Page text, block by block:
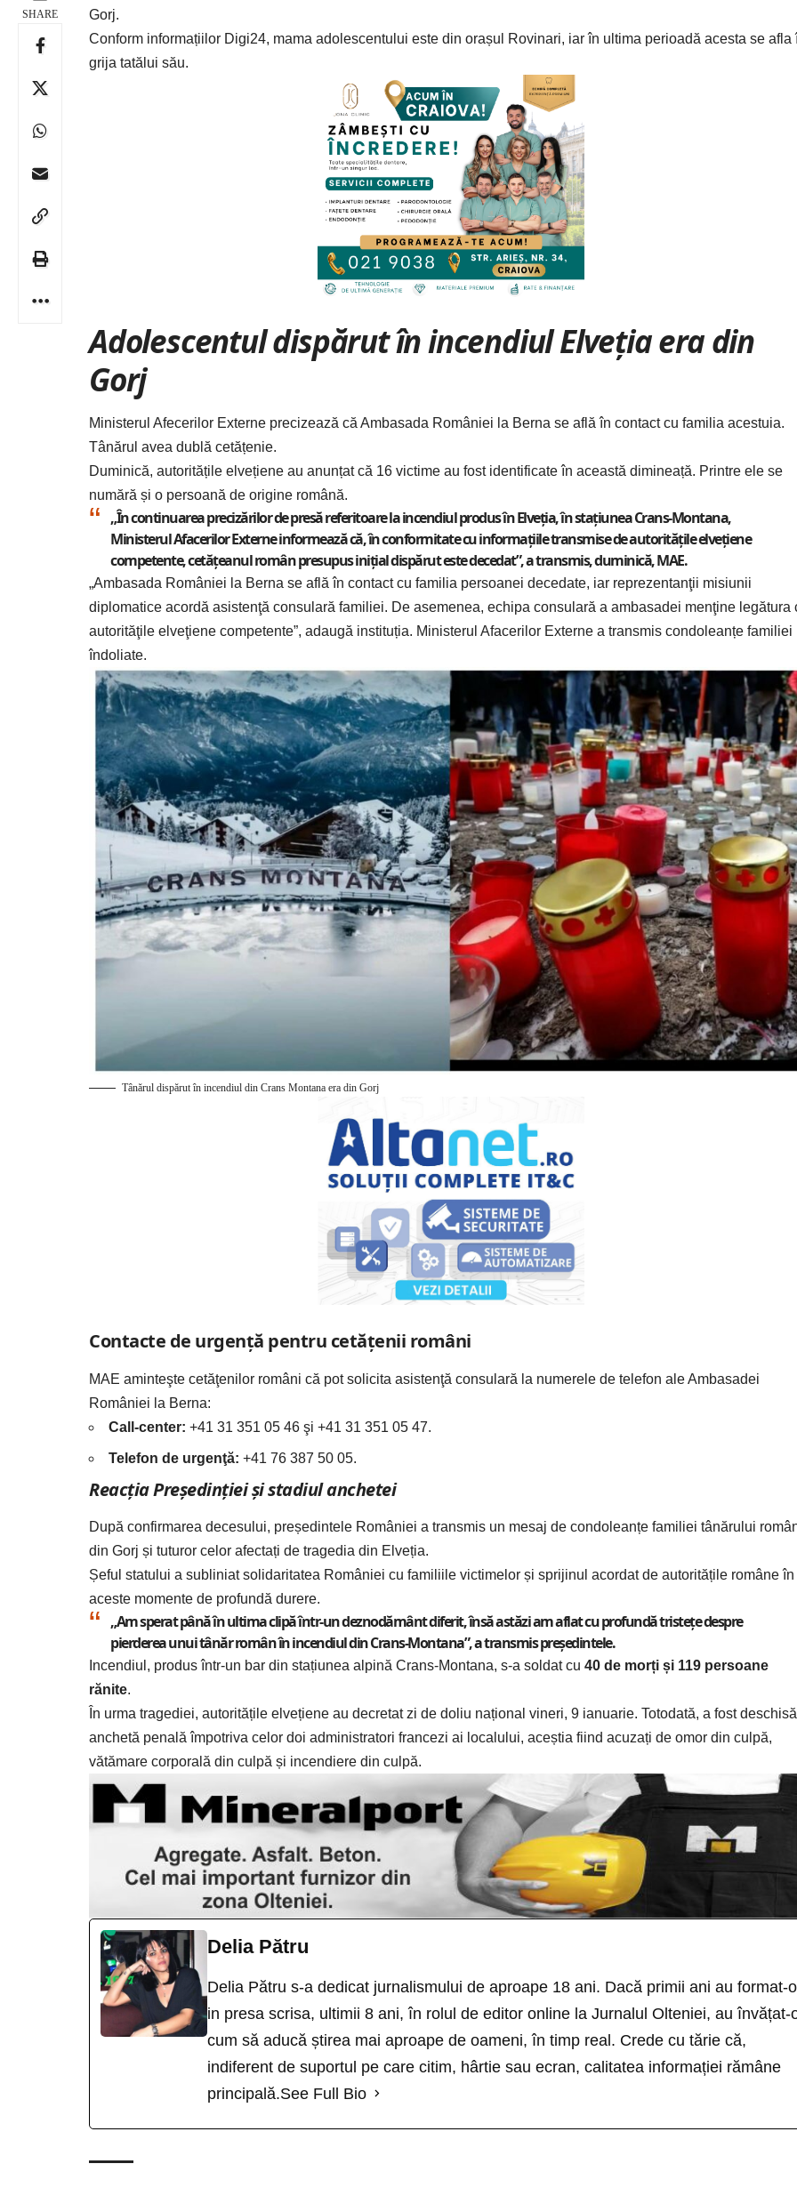
SHARE
Gorj.
Conform informațiilor Digi24, mama adolescentului este din orașul Rovinari, iar în ultima perioadă acesta se afla
grija tatălui său.
Adolescentul dispărut în incendiul Elveția era din
Gorj
Ministerul Afecerilor Externe precizează că Ambasada României la Berna se află în contact cu familia acestuia.
Tânărul avea dublă cetățenie.
Duminică, autoritățile elvețiene au anunțat că 16 victime au fost identificate în această dimineață. Printre ele se
numără și o persoană de origine română.
„În continuarea precizărilor de presă referitoare la incendiul produs în Elveţia, în staţiunea Crans-Montana,
Ministerul Afacerilor Externe informează că, în conformitate cu informaţiile transmise de autorităţile elveţiene
competente, cetăţeanul român presupus iniţial dispărut este decedat”, a transmis, duminică, MAE.
„Ambasada României la Berna se află în contact cu familia persoanei decedate, iar reprezentanţii misiunii
diplomatice acordă asistenţă consulară familiei. De asemenea, echipa consulară a ambasadei menţine legătura
autorităţile elveţiene competente”, adaugă instituția. Ministerul Afacerilor Externe a transmis condoleanțe familiei
îndoliate.
Tânărul dispărut în incendiul din Crans Montana era din Gorj
Contacte de urgență pentru cetățenii români
MAE aminteşte cetăţenilor români că pot solicita asistenţă consulară la numerele de telefon ale Ambasadei
României la Berna:
Call-center: +41 31 351 05 46 şi +41 31 351 05 47.
Telefon de urgenţă: +41 76 387 50 05.
Reacția Președinției și stadiul anchetei
După confirmarea decesului, președintele României a transmis un mesaj de condoleanțe familiei tânărului
din Gorj și tuturor celor afectați de tragedia din Elveția.
Șeful statului a subliniat solidaritatea României cu familiile victimelor și sprijinul acordat de autoritățile române în
aceste momente de profundă durere.
„Am sperat până în ultima clipă într-un deznodământ diferit, însă astăzi am aflat cu profundă tristețe despre
pierderea unui tânăr român în incendiul din Crans-Montana”, a transmis președintele.
Incendiul, produs într-un bar din stațiunea alpină Crans-Montana, s-a soldat cu 40 de morți și 119 persoane
rănite.
În urma tragediei, autoritățile elvețiene au decretat zi de doliu național vineri, 9 ianuarie. Totodată, a fost
anchetă penală împotriva celor doi administratori francezi ai localului, aceștia fiind acuzați de omor din culpă,
vătămare corporală din culpă și incendiere din culpă.
Delia Pătru
Delia Pătru s-a dedicat jurnalismului de aproape 18 ani. Dacă primii ani au format-o
in presa scrisa, ultimii 8 ani, în rolul de editor online la Jurnalul Olteniei, au învățat-
cum să aducă știrea mai aproape de oameni, în timp real. Crede cu tărie că,
indiferent de suportul pe care citim, hârtie sau ecran, calitatea informației rămâne
principală.See Full Bio